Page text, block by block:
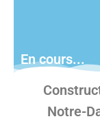
En cours...
Notre-